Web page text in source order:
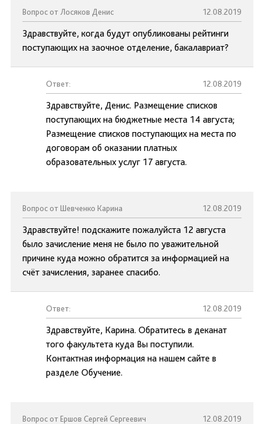
Вопрос от Лосяков Денис 12.08.2019
Здравствуйте, когда будут опубликованы рейтинги
поступающих на заочное отделение, бакалавриат?
Ответ: 12.08.2019
Здравствуйте, Денис. Размещение списков
поступающих на бюджетные места 14 августа;
Размещение списков поступающих на места по
договорам об оказании платных
образовательных услуг 17 августа.
Вопрос от Шевченко Карина 12.08.2019
Здравствуйте! подскажите пожалуйста 12 августа
было зачисление меня не было по уважительной
причине куда можно обратится за информацией на
счёт зачисления, заранее спасибо.
Ответ: 12.08.2019
Здравствуйте, Карина. Обратитесь в деканат
того факультета куда Вы поступили.
Контактная информация на нашем сайте в
разделе Обучение.
Вопрос от Ершов Сергей Сергеевич 12.08.2019